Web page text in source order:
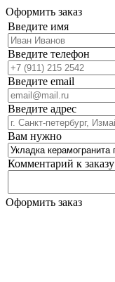
Оформить заказ
Введите имя
Введите телефон
Введите email
Введите адрес
Вам нужно
Комментарий к заказу
Оформить заказ